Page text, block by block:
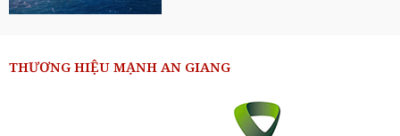
THƯƠNG HIỆU MẠNH AN GIANG